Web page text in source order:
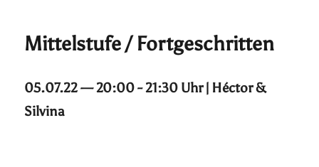
Mittelstufe / Fortgeschritten
05.07.22 — 20:00 - 21:30 Uhr | Héctor &
Silvina